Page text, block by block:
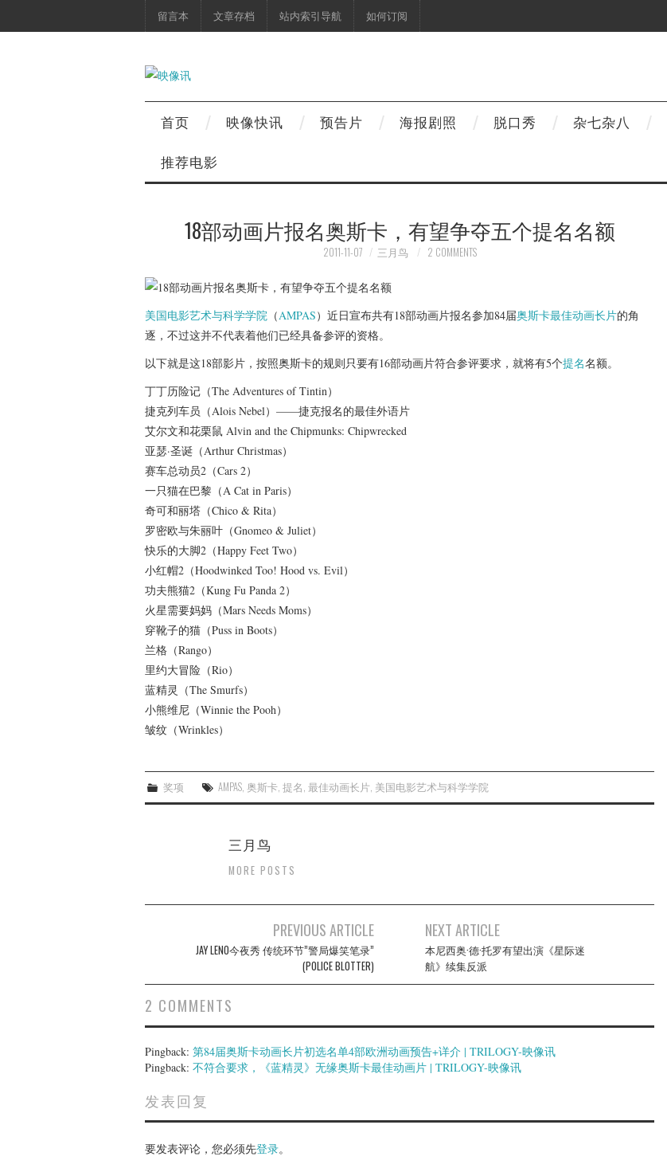
留言本 文章存档 站内索引导航 如何订阅
首页 映像快讯 预告片 海报剧照 脱口秀 杂七杂八
推荐电影
18部动画片报名奥斯卡，有望争夺五个提名名额
2011-11-07 三月鸟 2 COMMENTS
美国电影艺术与科学学院 （AMPAS）近日宣布共有18部动画片报名参加84届奥斯卡最佳动画长片的角
逐，不过这并不代表着他们已经具备参评的资格。
以下就是这18部影片，按照奥斯卡的规则只要有16部动画片符合参评要求，就将有5个提名名额。
丁丁历险记（The Adventures of Tintin）
捷克列车员（Alois Nebel）——捷克报名的最佳外语片
艾尔文和花栗鼠 Alvin and the Chipmunks: Chipwrecked
亚瑟·圣诞（Arthur Christmas）
赛车总动员2（Cars 2）
一只猫在巴黎（A Cat in Paris）
奇可和丽塔（Chico & Rita）
罗密欧与朱丽叶（Gnomeo & Juliet）
快乐的大脚2（Happy Feet Two）
小红帽2（Hoodwinked Too! Hood vs. Evil）
功夫熊猫2（Kung Fu Panda 2）
火星需要妈妈（Mars Needs Moms）
穿靴子的猫（Puss in Boots）
兰格（Rango）
里约大冒险（Rio）
蓝精灵（The Smurfs）
小熊维尼（Winnie the Pooh）
皱纹（Wrinkles）
奖项 AMPAS,奥斯卡,提名,最佳动画长片, 美国电影艺术与科学学院
三月鸟
MORE POSTS
navigation
PREVIOUS ARTICLE
JAY LENO今夜秀 传统环节”警局爆笑笔录”
(POLICE BLOTTER)
NEXT ARTICLE
本尼西奥·德·托罗有望出演《星际迷
航》续集反派
2 COMMENTS
Pingback: 第84届奥斯卡动画长片初选名单4部欧洲动画预告+详介 | TRILOGY-映像讯
Pingback: 不符合要求，《蓝精灵》无缘奥斯卡最佳动画片 | TRILOGY-映像讯
发表回复
要发表评论，您必须先登录。